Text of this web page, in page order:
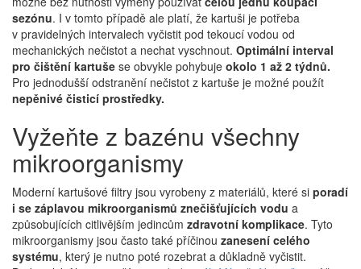
sezónu. I v tomto případě ale platí, že kartuši je potřeba
v pravidelných intervalech vyčistit pod tekoucí vodou od
mechanických nečistot a nechat vyschnout. Optimální interval
pro čištění kartuše se obvykle pohybuje okolo 1 až 2 týdnů.
Pro jednodušší odstranění nečistot z kartuše je možné použít
nepěnivé čisticí prostředky.
Vyžeňte z bazénu všechny
mikroorganismy
Moderní kartušové filtry jsou vyrobeny z materiálů, které si poradí
i se záplavou mikroorganismů znečišťujících vodu a
způsobujících citlivějším jedincům zdravotní komplikace. Tyto
mikroorganismy jsou často také příčinou zanesení celého
systému, který je nutno poté rozebrat a důkladně vyčistit.